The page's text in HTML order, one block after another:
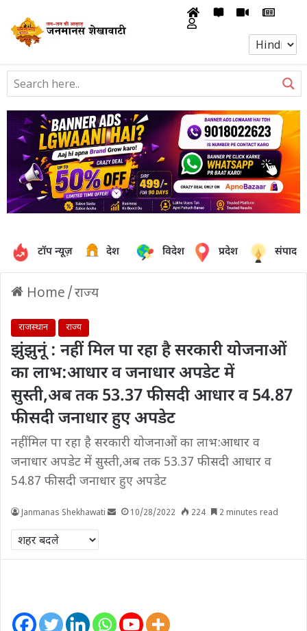
टॉप न्यूज़ देश विदेश प्रदेश
Home /राज्य
राजस्थान राज्य
झुंझुनूं : नहीं मिल पा रहा है सरकारी योजनाओं
का लाभ:आधार व जनाधार अपडेट में
सुस्ती,अब तक 53.37 फीसदी आधार व 54.87
फीसदी जनाधार हुए अपडेट
नहीं मिल पा रहा है सरकारी योजनाओं का लाभ:आधार व
जनाधार अपडेट में सुस्ती,अब तक 53.37 फीसदी आधार व
54.87 फीसदी जनाधार हुए अपडेट
Janmanas Shekhawati 10/28/2022 224 2 minutes read